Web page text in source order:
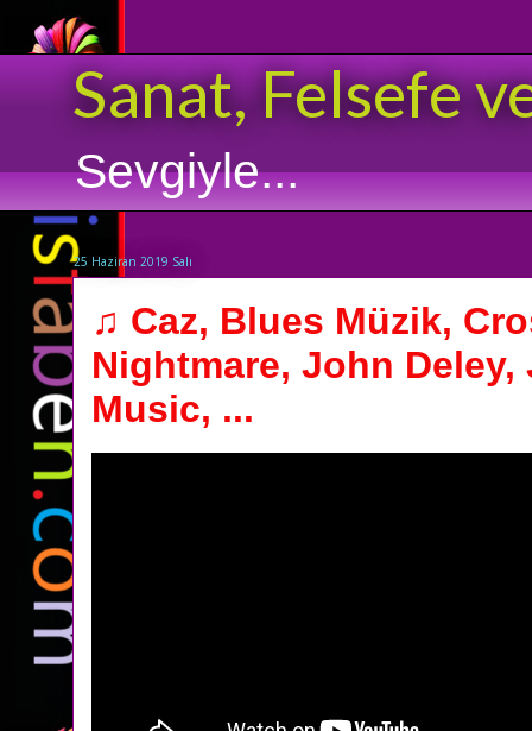
Sanat, Felsefe
Sevgiyle...
25 Haziran 2019 Salı
♫ Caz, Blues Müzik,
Nightmare, John Deley,
Music, ...